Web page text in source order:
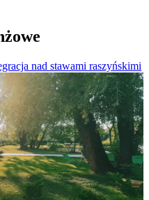
nad stawami raszyńskimi